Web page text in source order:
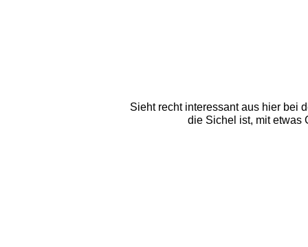
Sieht recht interessant aus hier bei
die Sichel ist, mit etwas